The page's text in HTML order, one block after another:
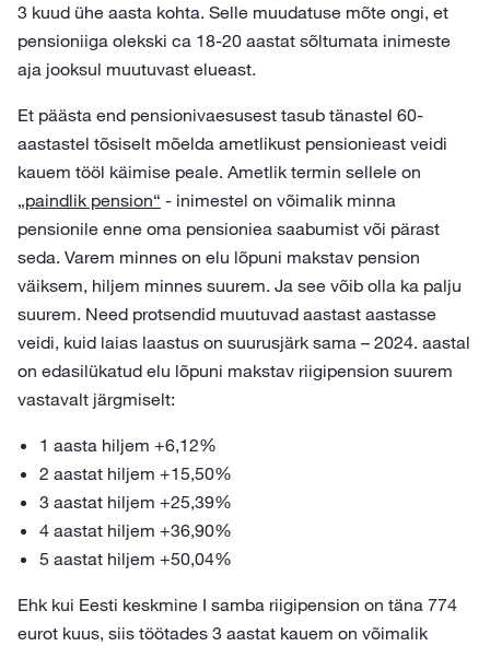
3 kuud ühe aasta kohta. Selle muudatuse mõte ongi, et
pensioniiga olekski ca 18-20 aastat sõltumata inimeste
aja jooksul muutuvast elueast.
Et päästa end pensionivaesusest tasub tänastel 60-
aastastel tõsiselt mõelda ametlikust pensionieast veidi
kauem tööl käimise peale. Ametlik termin sellele on
„paindlik pension“ - inimestel on võimalik minna
pensionile enne oma pensioniea saabumist või pärast
seda. Varem minnes on elu lõpuni makstav pension
väiksem, hiljem minnes suurem. Ja see võib olla ka palju
suurem. Need protsendid muutuvad aastast aastasse
veidi, kuid laias laastus on suurusjärk sama – 2024. aastal
on edasilükatud elu lõpuni makstav riigipension suurem
vastavalt järgmiselt:
1 aasta hiljem +6,12%
2 aastat hiljem +15,50%
3 aastat hiljem +25,39%
4 aastat hiljem +36,90%
5 aastat hiljem +50,04%
Ehk kui Eesti keskmine I samba riigipension on täna 774
eurot kuus, siis töötades 3 aastat kauem on võimalik